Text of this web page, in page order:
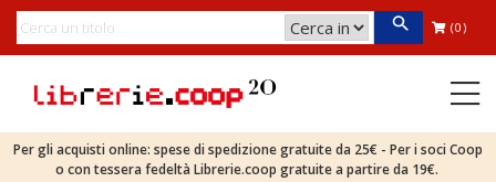
(0)
Per gli acquisti online: spese di spedizione gratuite da 25€ - Per i soci Coop
o con tessera fedeltà Librerie.coop gratuite a partire da 19€.